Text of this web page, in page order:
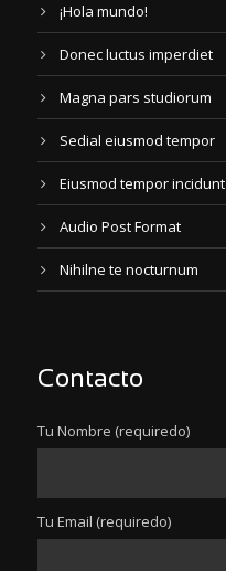
¡Hola mundo!
Donec luctus imperdiet
Magna pars studiorum
Sedial eiusmod tempor
Eiusmod tempor incidunt
Audio Post Format
Nihilne te nocturnum
Contacto
Tu Nombre (requiredo)
Tu Email (requiredo)